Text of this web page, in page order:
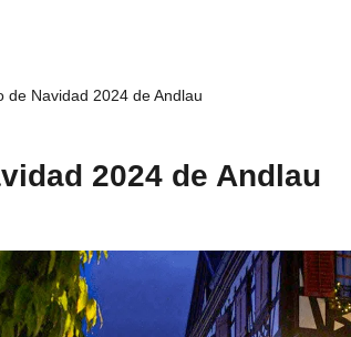
de Navidad 2024 de Andlau
2024 de Andlau